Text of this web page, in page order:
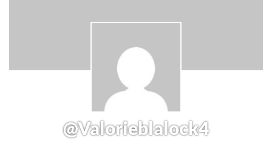
@valorieblalock4